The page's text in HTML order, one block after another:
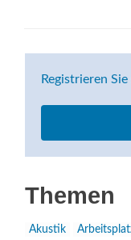
Registrieren
Themen
Akustik